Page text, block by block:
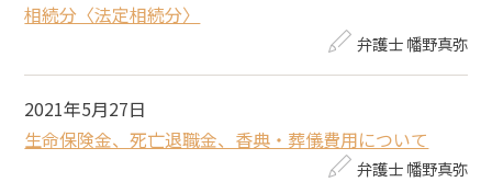
相続分〈法定相続分〉
弁護士 幡野真弥
2021年5月27日
生命保険金、死亡退職金、香典・葬儀費用について
弁護士 幡野真弥